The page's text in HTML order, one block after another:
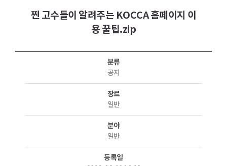
찐 고수들이 알려주는 KOCCA 홈페이지 이
용 꿀팁.zip
분류
공지
장르
일반
분야
일반
등록일